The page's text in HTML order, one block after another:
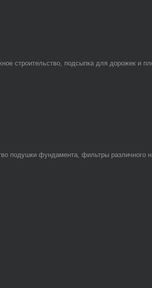
строительство, подсыпка для дорожек и
подушки фундамента, фильтры различного